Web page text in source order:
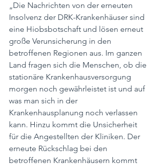
„Die Nachrichten von der erneuten
Insolvenz der DRK-Krankenhäuser sind
eine Hiobsbotschaft und lösen erneut
große Verunsicherung in den
betroffenen Regionen aus. Im ganzen
Land fragen sich die Menschen, ob die
stationäre Krankenhausversorgung
morgen noch gewährleistet ist und auf
was man sich in der
Krankenhausplanung noch verlassen
kann. Hinzu kommt die Unsicherheit
für die Angestellten der Kliniken. Der
erneute Rückschlag bei den
betroffenen Krankenhäusern kommt